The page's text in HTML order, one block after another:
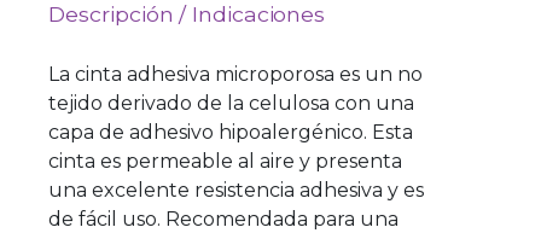
Descripción / Indicaciones
La cinta adhesiva microporosa es un no
tejido derivado de la celulosa con una
capa de adhesivo hipoalergénico. Esta
cinta es permeable al aire y presenta
una excelente resistencia adhesiva y es
de fácil uso. Recomendada para una